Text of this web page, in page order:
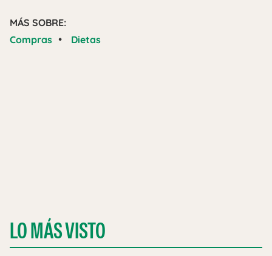
MÁS SOBRE:
Compras • Dietas
LO MÁS VISTO